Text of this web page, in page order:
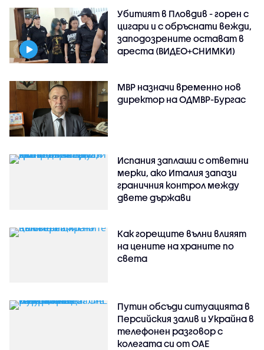
Убитият в Пловдив - горен с
цигари и с обръснати вежди,
заподозрените остават в
ареста (ВИДЕО+СНИМКИ)
МВР назначи временно нов
директор на ОДМВР-Бургас
Испания заплаши с ответни
мерки, ако Италия запази
граничния контрол между
двете държави
Как горещите вълни влияят
на цените на храните по
света
Путин обсъди ситуацията в
Персийския залив и Украйна в
телефонен разговор с
колегата си от ОАЕ